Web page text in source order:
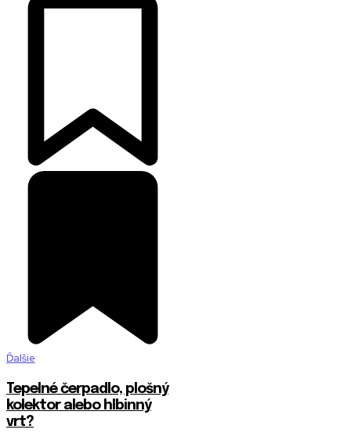
Ďalšie
Tepelné čerpadlo, plošný
kolektor alebo hlbinný
vrt?